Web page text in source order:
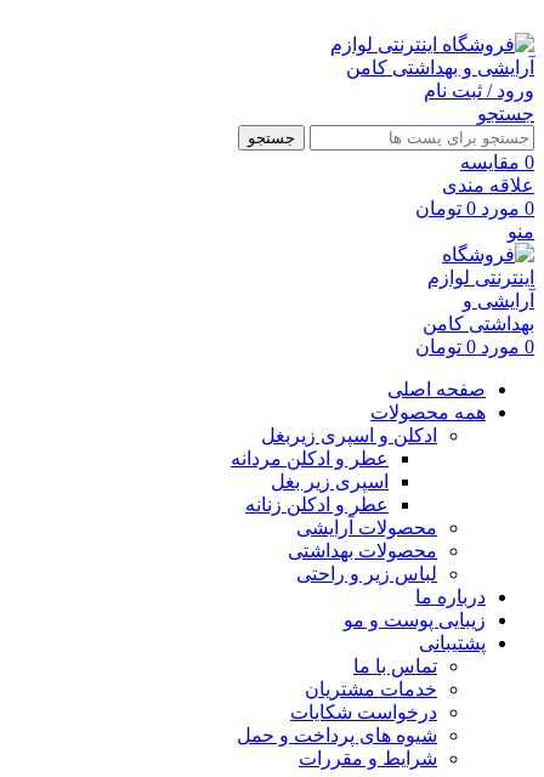
ورود / ثبت نام
جستجو
جستجو
0 مقايسه
علاقه مندی
0 مورد 0 تومان
منو
0 مورد 0 تومان
صفحه اصلی
همه محصولات
ادکلن و اسپری زیربغل
عطر و ادکلن مردانه
اسپری زیر بغل
عطر و ادکلن زنانه
محصولات آرایشی
محصولات بهداشتی
لباس زیر و راحتی
درباره ما
زیبایی پوست و مو
پشتیبانی
تماس با ما
خدمات مشتریان
درخواست شکایات
شیوه های پرداخت و حمل
شرایط و مقررات